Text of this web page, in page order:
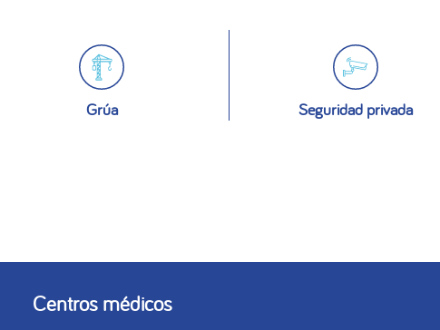
Grúa Seguridad privada
Centros médicos